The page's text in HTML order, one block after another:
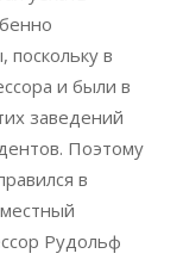
поскольку в
и были в
заведений
Поэтому
в
Рудольф